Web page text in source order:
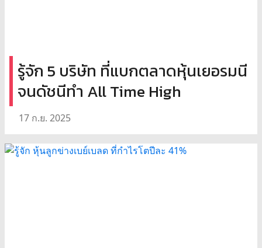
รู้จัก 5 บริษัท ที่แบกตลาดหุ้นเยอรมนี
จนดัชนีทำ All Time High
17 ก.ย. 2025